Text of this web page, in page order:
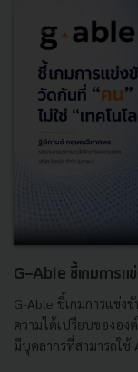
G-Able ชี้เกมการแ
G-Able ชี้เกมการแข่ง
ความได้เปรียบของอ
มีบุคลากรที่สามารถใช้